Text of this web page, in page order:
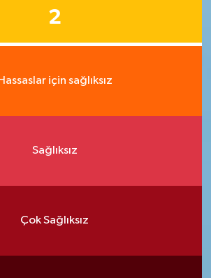
2
için sağlıksız
Sağlıksız
Çok Sağlıksız